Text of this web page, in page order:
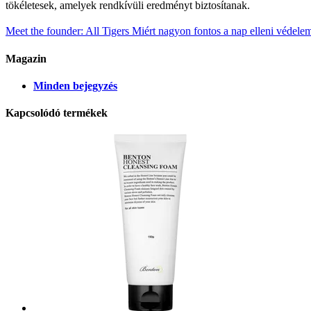
tökéletesek, amelyek rendkívüli eredményt biztosítanak.
Meet the founder: All Tigers Miért nagyon fontos a nap elleni
Magazin
Minden bejegyzés
Kapcsolódó termékek